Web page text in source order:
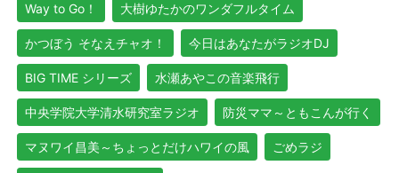
Way to Go！ 大樹ゆたかのワンダフルタイム
かつぼう そなえチャオ！ 今日はあなたがラジオDJ
BIG TIME シリーズ 水瀬あやこの音楽飛行
中央学院大学清水研究室ラジオ 防災ママ～ともこんが行く
マヌワイ昌美～ちょっとだけハワイの風 ごめラジ